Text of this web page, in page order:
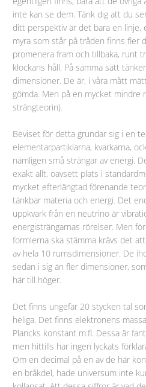
inte kan se dem. Tänk dig att du
ditt perspektiv är det bara en linje,
myra som står på tråden finns fler
promenera fram och tillbaka, runt
klockans håll. På samma sätt
dimensioner. De är, i våra mått
gömda. Men på en mycket mindre
strängteorin).
Beviset för detta grundar sig i en
elementarpartiklarna, kvarkarna,
nämligen små strängar av energi.
exakt allt, oavsett plats i
mycket efterlängtad förenande
tänkbar materia och energi. Det
uppkvark från en neutrino är
energisträngarnas rörelser. Men
formlerna ska stämma krävs det
av hela 10 rumsdimensioner. De
sedan i sig än fler dimensioner,
här till höger.
Det finns ungefär 20 stycken tal
heliga. Det finns elektronens
Plancks konstant m.fl. Dessa är
men hittills har ingen lyckats
Om en decimal på en av de här
en bråkdel, hade universum inte